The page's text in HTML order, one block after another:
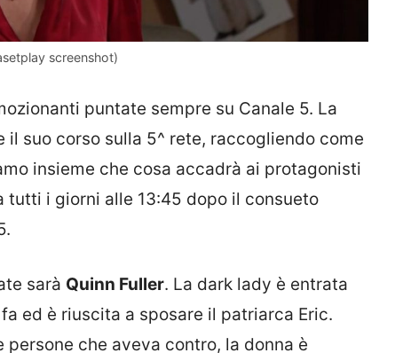
screenshot)
puntate sempre su Canale 5. La
suo corso sulla 5^ rete, raccogliendo come
insieme che cosa accadrà ai protagonisti
tutti i giorni alle 13:45 dopo il consueto
sarà Quinn Fuller. La dark lady è entrata
ed è riuscita a sposare il patriarca Eric.
che aveva contro, la donna è